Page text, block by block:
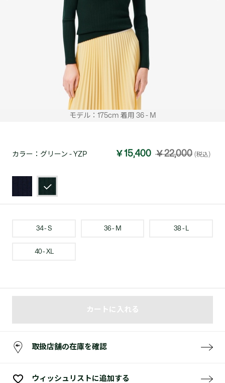
モデル：175cm 着用 36 - M
カラー： グリーン - YZP ￥15,400 ￥22,000 (税込)
34 - S 36 - M 38 - L
40 - XL
カートに入れる
取扱店舗の在庫を確認
ウィッシュリストに追加する